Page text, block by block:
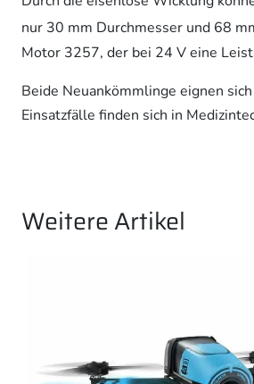
nur 30 mm Durchmesser und 68
Motor 3257, der bei 24 V eine
Beide Neuankömmlinge eignen
Einsatzfälle finden sich in
Weitere Artikel